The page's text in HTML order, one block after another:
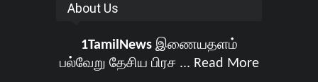
About Us
1TamilNewsஇணையதளம்
பல்வேறு தேசிய பிரச ... Read More